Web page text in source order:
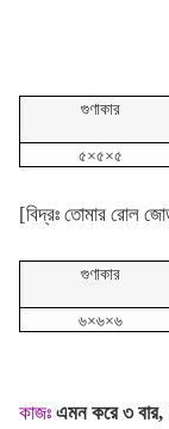
গুণাকার
৫×৫×৫
[বিদ্রঃ তোমার রোল
গুণাকার
৬×৬×৬
কাজঃ এমন করে ৩ বার,